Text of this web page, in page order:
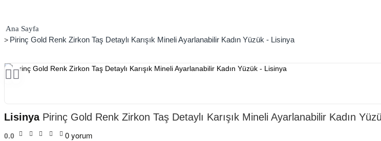
Pirinç Gold Renk Zirkon Taş Detaylı Karışık Mineli Ayarlanabilir Kadın Yüzük - Lisinya
LisinyaPirinç Gold Renk Zirkon Taş Detaylı Karışık Mineli Ayarlanabilir Kadın
0.0 0 yorum